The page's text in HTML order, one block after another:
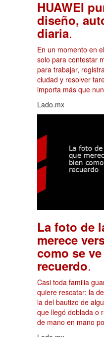
HUAWEI
diseño,
diaria.
En un momento en
solo para contestar
para trabajar,
ciudad y resolver
importa más que
Lado.mx
La foto de
merece
como se
recuerdo.
Casi toda familia
quiere rescatar: la
la del bautizo de
que llegó doblada o
de mano en mano